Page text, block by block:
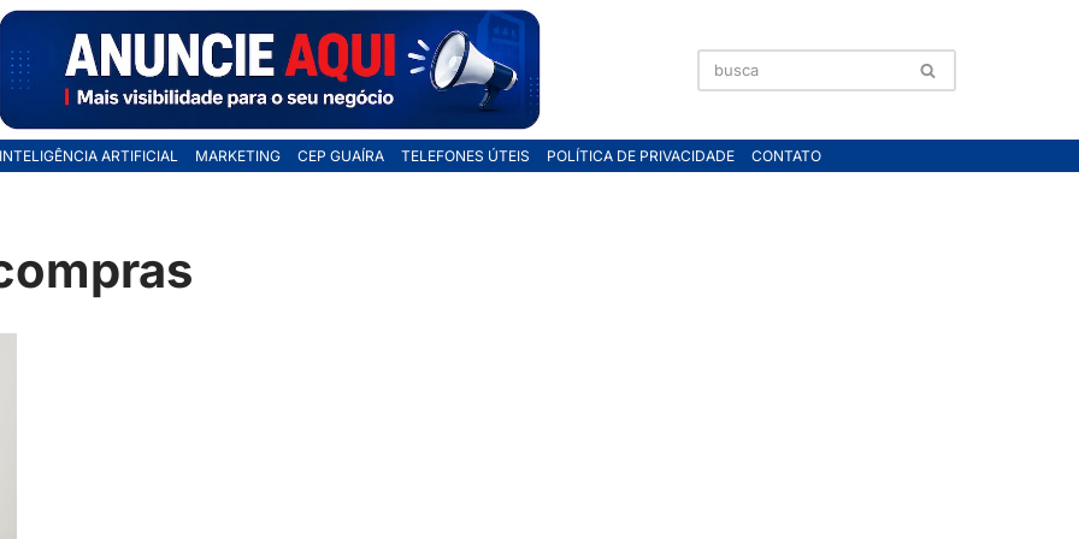
INTELIGÊNCIA ARTIFICIAL MARKETING CEP GUAÍRA TELEFONES ÚTEIS POLÍTICA DE PRIVACIDADE CONTATO